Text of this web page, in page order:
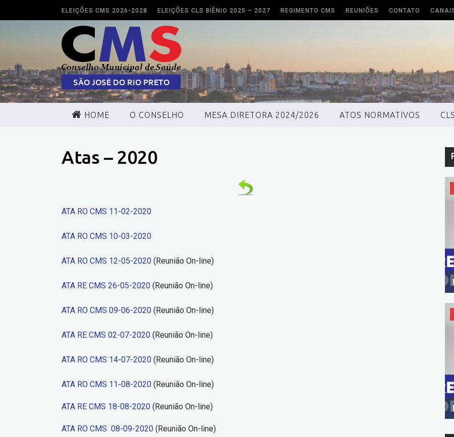
ELEIÇÕES CMS 2026-2028 ELEIÇÕES CLS BIÊNIO 2025 – 2027 REGIMENTO CMS REUNIÕES CONTATO
HOME O CONSELHO MESA DIRETORA 2024/2026 ATOS NORMATIVOS CLS
Atas – 2020
ATA RO CMS 11-02-2020
ATA RO CMS 10-03-2020
ATA RO CMS 12-05-2020 (Reunião On-line)
ATA RE CMS 26-05-2020 (Reunião On-line)
ATA RO CMS 09-06-2020 (Reunião On-line)
ATA RE CMS 02-07-2020 (Reunião On-line)
ATA RO CMS 14-07-2020 (Reunião On-line)
ATA RO CMS 11-08-2020 (Reunião On-line)
ATA RE CMS 18-08-2020 (Reunião On-line)
ATA RO CMS 08-09-2020 (Reunião On-line)